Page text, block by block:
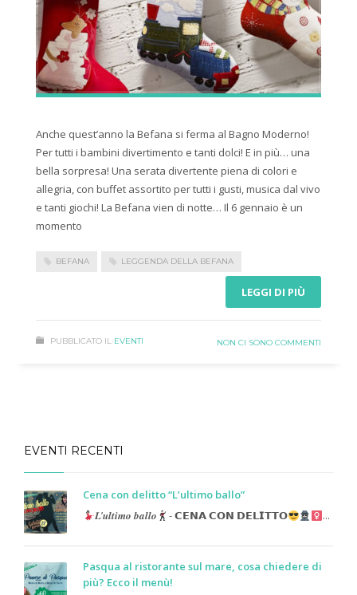
Anche quest’anno la Befana si ferma al Bagno Moderno!
Per tutti i bambini divertimento e tanti dolci! E in più… una
bella sorpresa! Una serata divertente piena di colori e
allegria, con buffet assortito per tutti i gusti, musica dal vivo
e tanti giochi! La Befana vien di notte… Il 6 gennaio è un
momento
BEFANA LEGGENDA DELLA BEFANA
LEGGI DI PIÙ
PUBBLICATO IL EVENTI NON CI SONO COMMENTI
EVENTI RECENTI
Cena con delitto “L’ultimo ballo”
𝑳’𝒖𝒍𝒕𝒊𝒎𝒐 𝒃𝒂𝒍𝒍𝒐
- 𝗖𝗘𝗡𝗔 𝗖𝗢𝗡 𝗗𝗘𝗟𝗜𝗧𝗧𝗢 ...
Pasqua al ristorante sul mare, cosa chiedere di
più? Ecco il menù!